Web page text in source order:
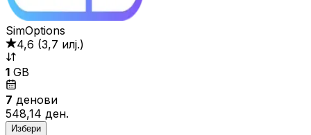
SimOptions
4,6 (3,7 илј.)
1 GB
7 денови
548,14 ден.
Избери